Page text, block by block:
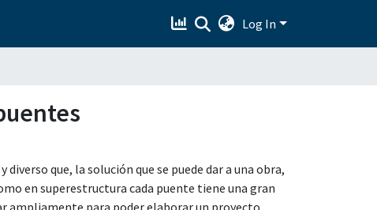
Log In
que, la solución que se puede dar a una obra,
en superestructura cada puente tiene una gran
ampliamente para poder elaborar un proyecto